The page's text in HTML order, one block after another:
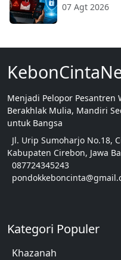
07 Agt 2026
Menjadi Pelopor Pesantren
Berakhlak Mulia, Mandiri
untuk Bangsa
Jl. Urip Sumoharjo No.18,
Kabupaten Cirebon, Jawa
087724345243
Kategori Populer
Khazanah